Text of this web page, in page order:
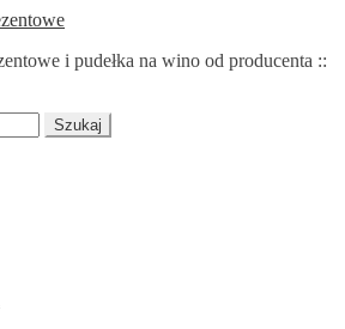
i pudełka na wino od producenta ::
Szukaj